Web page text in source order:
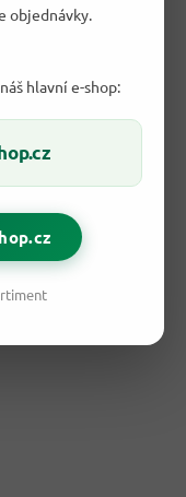
objednávky.
hlavní e-shop:
prohlédnout sortiment